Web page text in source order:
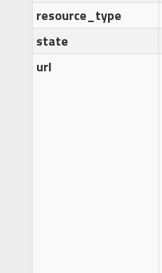
resource_type
state
url